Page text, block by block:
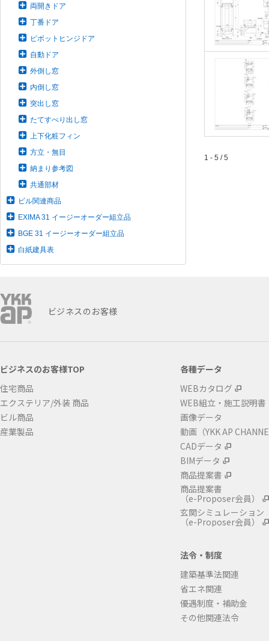
両開きドア
丁番ドア
ピボットヒンジドア
自動ドア
外倒し窓
内倒し窓
突出し窓
たてすべり出し窓
上下化粧フィン
方立・無目
納まり参考図
共通部材
ビル関連商品
EXIMA 31 イージーオーダー組立品
BGE 31 イージーオーダー組立品
白紙建具表
1 - 5 / 5
ビジネスのお客様
ビジネスのお客様TOP
住宅商品
エクステリア/外装 商品
ビル商品
産業製品
各種データ
WEBカタログ
WEB組立・施工説明書
画像データ
動画（YKK AP
CADデータ
BIMデータ
商品提案書
商品提案書
（e-Proposer会員）
玄関シミュレーション
（e-Proposer会員）
法令・制度
建築基準法関連
省エネ関連
優遇制度・補助金
その他関連法令